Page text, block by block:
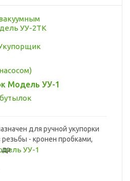
Модель УУ-1
для ручной укупорки
- кронен пробками,
др.